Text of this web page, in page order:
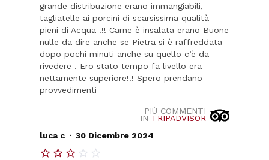
grande distribuzione erano immangiabili,
tagliatelle ai porcini di scarsissima qualità
pieni di Acqua !!! Carne è insalata erano Buone
nulle da dire anche se Pietra si è raffreddata
dopo pochi minuti anche su quello c’è da
rivedere . Ero stato tempo fa livello era
nettamente superiore!!! Spero prendano
provvedimenti
PIÙ COMMENTI
IN TRIPADVISOR
luca c . 30 Dicembre 2024